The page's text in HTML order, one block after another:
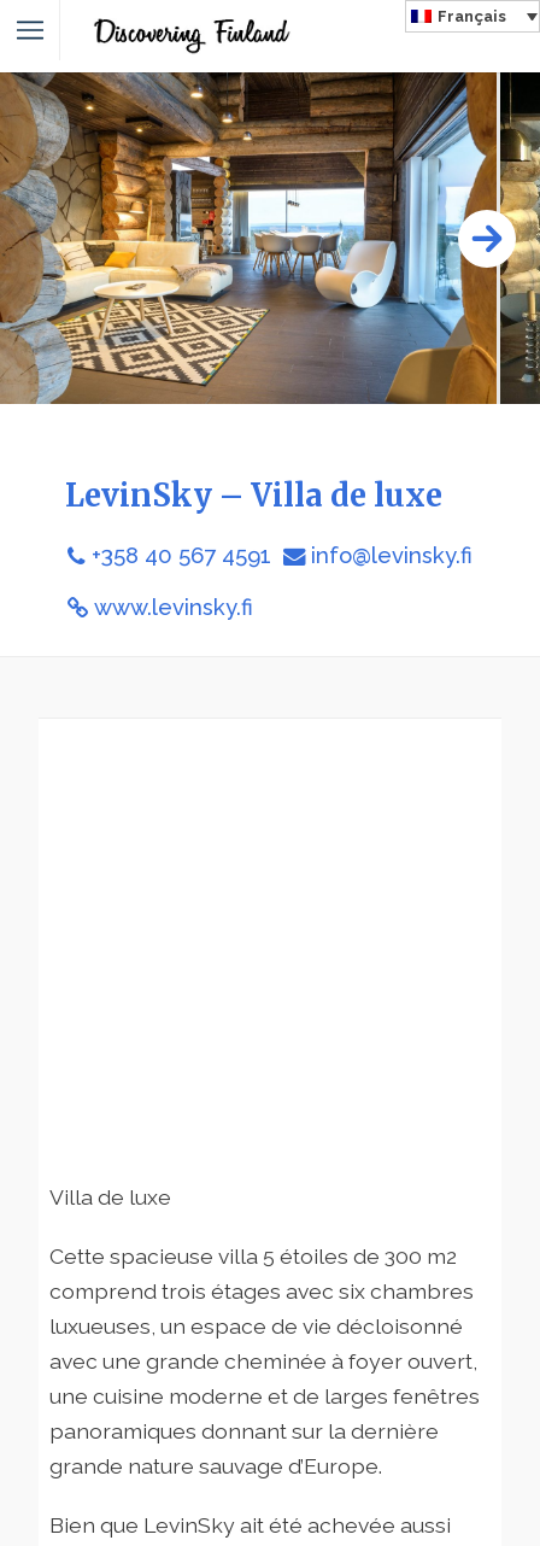
Français
LevinSky – Villa de luxe
+358 40 567 4591 info@levinsky.fi
www.levinsky.fi
Villa de luxe
Cette spacieuse villa 5 étoiles de 300 m2
comprend trois étages avec six chambres
luxueuses, un espace de vie décloisonné
avec une grande cheminée à foyer ouvert,
une cuisine moderne et de larges fenêtres
panoramiques donnant sur la dernière
grande nature sauvage d’Europe.
Bien que LevinSky ait été achevée aussi